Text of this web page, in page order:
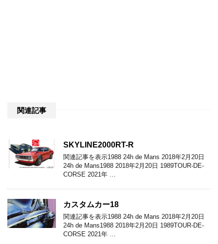
関連記事
SKYLINE2000RT-R
関連記事を表示1988 24h de Mans 2018年2月20日
24h de Mans1988 2018年2月20日 1989TOUR-DE-
CORSE 2021年 …
カスタムカー18
関連記事を表示1988 24h de Mans 2018年2月20日
24h de Mans1988 2018年2月20日 1989TOUR-DE-
CORSE 2021年 …